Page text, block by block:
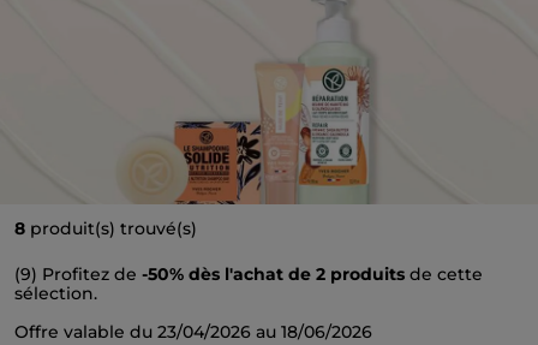
8 produit(s) trouvé(s)
(9) Profitez de -50% dès l'achat de 2 produits de cette
sélection.
Offre valable du 23/04/2026 au 18/06/2026